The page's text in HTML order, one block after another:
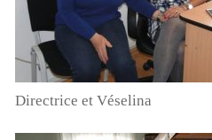
Directrice et Véselina